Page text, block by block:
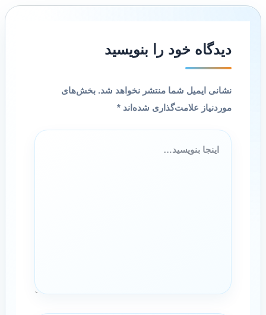
دیدگاه‌ خود را بنویسید
نشانی ایمیل شما منتشر نخواهد شد. بخش‌های
موردنیاز علامت‌گذاری شده‌اند*
اینجا
بنویسید…